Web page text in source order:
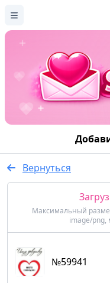
Вернуться
Максимальный
image/png,
№59941